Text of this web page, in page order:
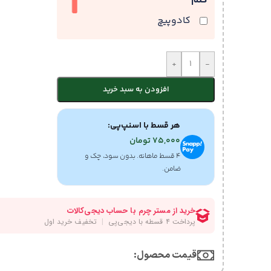
کادوپیچ
-
+
افزودن به سبد خرید
هر قسط با اسنپ‌پی:
75,000تومان
۴ قسط ماهانه. بدون سود، چک و
ضامن.
قیمت محصول:​